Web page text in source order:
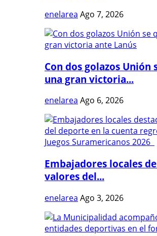
enelarea Ago 7, 2026
Con dos golazos Unión
una gran victoria...
enelarea Ago 6, 2026
Embajadores locales
valores del...
enelarea Ago 3, 2026